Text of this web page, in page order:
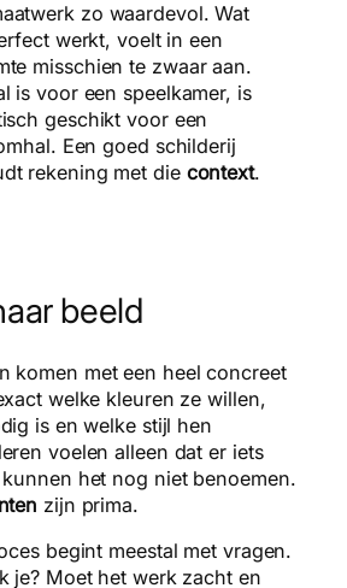
zo waardevol. Wat
werkt, voelt in een
misschien te zwaar aan.
is voor een speelkamer, is
geschikt voor een
Een goed schilderij
rekening met die context.
beeld
komen met een heel concreet
welke kleuren ze willen,
is en welke stijl hen
voelen alleen dat er iets
het nog niet benoemen.
zijn prima.
begint meestal met vragen.
je? Moet het werk zacht en